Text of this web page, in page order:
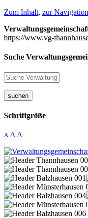
Zum Inhalt, zur Navigation
https://www.vg-
Suche
suchen
Schriftgröße
A A A